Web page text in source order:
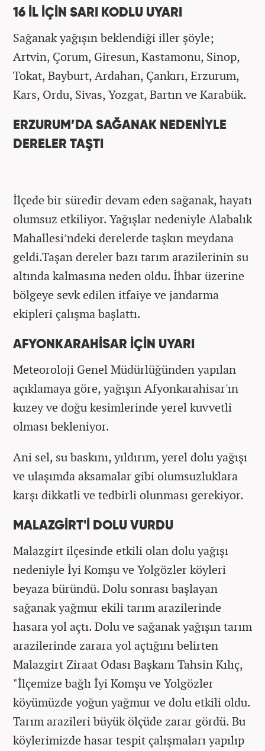
16 İL İÇİN SARI KODLU UYARI
Sağanak yağışın beklendiği iller şöyle;
Artvin, Çorum, Giresun, Kastamonu, Sinop,
Tokat, Bayburt, Ardahan, Çankırı, Erzurum,
Kars, Ordu, Sivas, Yozgat, Bartın ve Karabük.
ERZURUM’DA SAĞANAK NEDENİYLE
DERELER TAŞTI
İlçede bir süredir devam eden sağanak, hayatı
olumsuz etkiliyor. Yağışlar nedeniyle Alabalık
Mahallesi’ndeki derelerde taşkın meydana
geldi.Taşan dereler bazı tarım arazilerinin su
altında kalmasına neden oldu. İhbar üzerine
bölgeye sevk edilen itfaiye ve jandarma
ekipleri çalışma başlattı.
AFYONKARAHİSAR İÇİN UYARI
Meteoroloji Genel Müdürlüğünden yapılan
açıklamaya göre, yağışın Afyonkarahisar'ın
kuzey ve doğu kesimlerinde yerel kuvvetli
olması bekleniyor.
Ani sel, su baskını, yıldırım, yerel dolu yağışı
ve ulaşımda aksamalar gibi olumsuzluklara
karşı dikkatli ve tedbirli olunması gerekiyor.
MALAZGİRT'İ DOLU VURDU
Malazgirt ilçesinde etkili olan dolu yağışı
nedeniyle İyi Komşu ve Yolgözler köyleri
beyaza büründü. Dolu sonrası başlayan
sağanak yağmur ekili tarım arazilerinde
hasara yol açtı. Dolu ve sağanak yağışın tarım
arazilerinde zarara yol açtığını belirten
Malazgirt Ziraat Odası Başkanı Tahsin Kılıç,
"İlçemize bağlı İyi Komşu ve Yolgözler
köyümüzde yoğun yağmur ve dolu etkili oldu.
Tarım arazileri büyük ölçüde zarar gördü. Bu
köylerimizde hasar tespit çalışmaları yapılıp